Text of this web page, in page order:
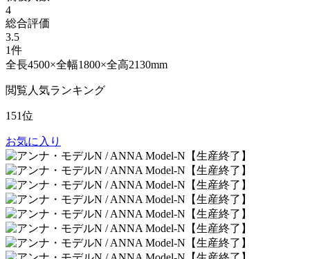
4
総合評価
3.5
1件
全長4500×全幅1800×全高2130mm
閲覧人気ランキング
151位
お気に入り